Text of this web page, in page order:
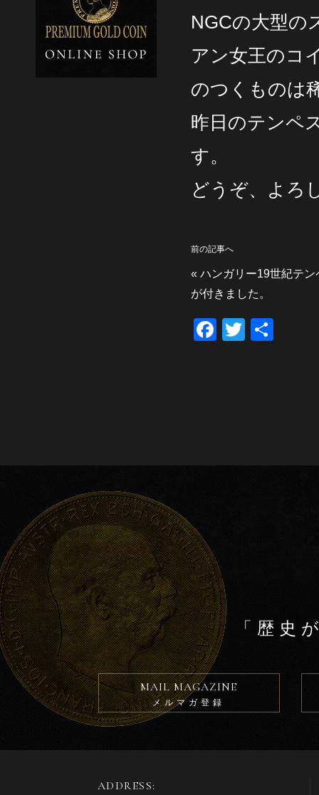
NGCの大型の
アン女王のコ
のつくものは
昨日のテンペ
す。
どうぞ、よろ
前の記事へ
« ハンガリー19世紀テ
が付きました。
F
o
T
「歴史
MAIL MAGAZINE
メルマガ登録
ADDRESS: